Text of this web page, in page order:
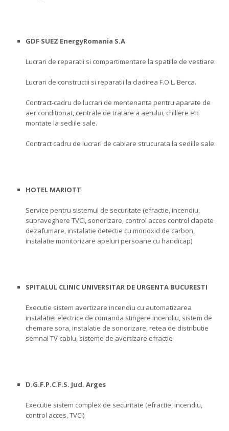
GDF SUEZ EnergyRomania S.A
Lucrari de reparatii si compartimentare la spatiile de vestiare.
Lucrari de constructii si reparatii la cladirea F.O.L. Berca.
Contract-cadru de lucrari de mentenanta pentru aparate de
aer conditionat, centrale de tratare a aerului, chillere etc
montate la sediile sale.
Contract cadru de lucrari de cablare strucurata la sediile sale.
HOTEL MARIOTT
Service pentru sistemul de securitate (efractie, incendiu,
supraveghere TVCI, sonorizare, control acces control clapete
dezafumare, instalatie detectie cu monoxid de carbon,
instalatie monitorizare apeluri persoane cu handicap)
SPITALUL CLINIC UNIVERSITAR DE URGENTA BUCURESTI
Executie sistem avertizare incendiu cu automatizarea
instalatiei electrice de comanda stingere incendiu, sistem de
chemare sora, instalatie de sonorizare, retea de distributie
semnal TV cablu, sisteme de avertizare efractie
D.G.F.P.C.F.S. Jud. Arges
Executie sistem complex de securitate (efractie, incendiu,
control acces, TVCI)